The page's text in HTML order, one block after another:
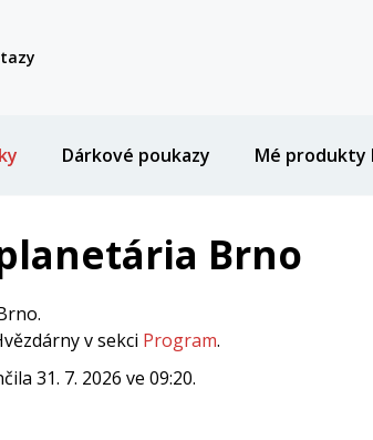
Dárkové poukazy Mé produkty
Brno
v sekci Program.
31. 7. 2026 ve 09:20.